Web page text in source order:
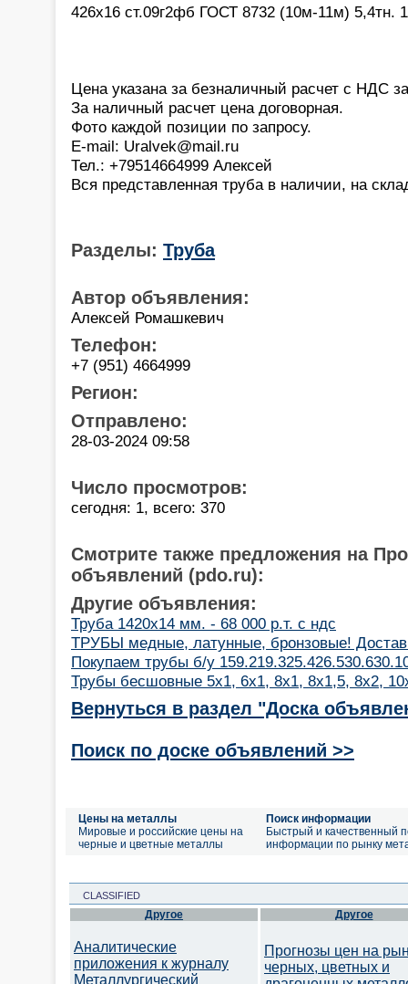
426х16 ст.09г2фб ГОСТ 8732 (10м-11м) 5,4тн.
Цена указана за безналичный расчет с НДС
За наличный расчет цена договорная.
Фото каждой позиции по запросу.
E-mail: Uralvek@mail.ru
Тел.: +79514664999 Алексей
Вся представленная труба в наличии, на
Разделы: Труба
Автор объявления:
Алексей Ромашкевич
Телефон:
+7 (951) 4664999
Регион:
Отправлено:
28-03-2024 09:58
Число просмотров:
сегодня: 1, всего: 370
Смотрите также предложения на
объявлений (pdo.ru):
Другие объявления:
Труба 1420х14 мм. - 68 000 р.т. с ндс
ТРУБЫ медные, латунные, бронзовые!
Покупаем трубы б/у
Трубы бесшовные 5х1, 6х1, 8х1, 8х1,5, 8х2,
Вернуться в раздел "Доска
Поиск по доске объявлений >>
Цены на металлы
Мировые и российские цены на
черные и цветные металлы
Поиск информации
Быстрый и качественный
информации по рынку
CLASSIFIED
Другое
Аналитические
приложения к журналу
Металлургический
Другое
Прогнозы цен на
черных, цветных и